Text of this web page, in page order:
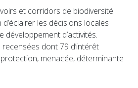
et corridors de biodiversité
les décisions locales
développement d’activités.
dont 79 d’intérêt
menacée, déterminante